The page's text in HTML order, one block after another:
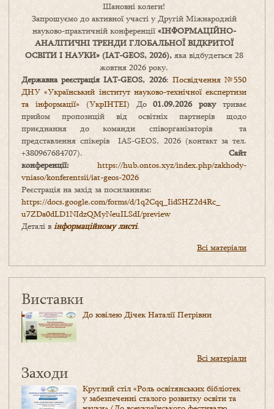
Шановні колеги!
Запрошуємо до активної участі у Другій Міжнародній
науково-практичній конференції «ІНФОРМАЦІЙНО-
АНАЛІТИЧНІ ТРЕНДИ ГЛОБАЛЬНОЇ ВІДКРИТОЇ
ОСВІТИ І НАУКИ» (IAT-GEOS, 2026),яка відбудеться 28
жовтня 2026 року.
Державна реєстрація IAT-GEOS, 2026: Посвідчення №550
ДНУ «Український інститут науково-технічної експертизи
та інформації» (УкрІНТЕІ) До01.09.2026 рокутриває
прийом пропозицій від освітніх партнерів щодо
приєднання до команди співорганізаторів та
представлення спікерів IAS-GEOS, 2026 (контакт за тел.
+380967684707). Сайт
конференції: https://hub.ontos.xyz/index.php/zakhody-
vniaso/konferentsii/iat-geos-2026
Реєстрація на захід за посиланням:
https://docs.google.com/forms/d/1q2Cqq_IidSHZ2d4Rc_
u7ZDa0dLD1NIdzQMyNeuILSdI/preview
Деталі в інформаційному листі.
Всі матеріали
Виставки
До ювілею Дічек Наталії Петрівни
Всі матеріали
Заходи
Круглий стіл «Роль освітянських бібліотек
у забезпеченні сталого розвитку освіти та